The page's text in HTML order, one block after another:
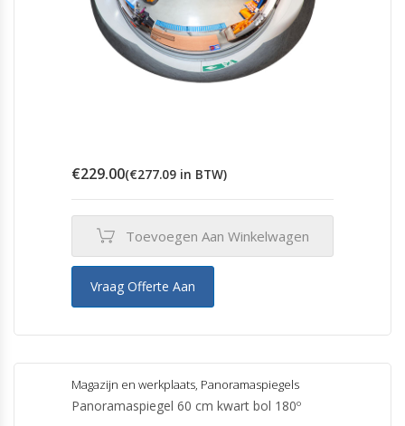
€229.00(€277.09 in BTW)
Toevoegen Aan Winkelwagen
Vraag Offerte Aan
Magazijn en werkplaats, Panoramaspiegels
Panoramaspiegel 60 cm kwart bol 180º